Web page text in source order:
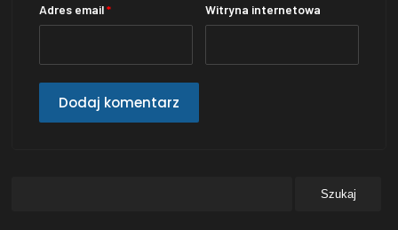
Adres email* Witryna internetowa